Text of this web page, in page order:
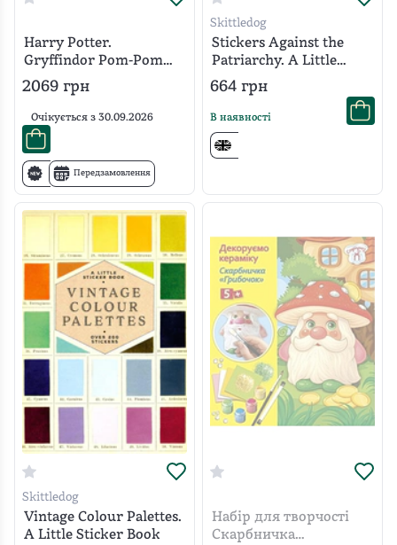
Harry Potter.
Gryffindor Pom-Pom
Beanie Crochet Kit
2069 грн
Очікується з 30.09.2026
Передзамовлення
Skittledog
Stickers Against the
Patriarchy. A Little
Sticker Book
664 грн
В наявності
Skittledog
Vintage Colour Palettes.
A Little Sticker Book
Набір для творчості
Скарбничка